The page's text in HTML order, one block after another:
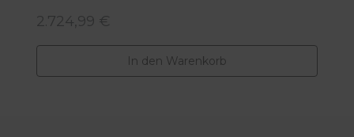
Regulärer Preis:
2.724,99 €
In den Warenkorb